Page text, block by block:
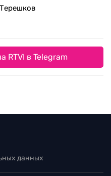
RTVI в Telegram
данных